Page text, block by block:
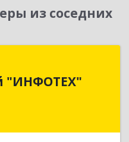
из соседних
"ИНФОТЕХ"
Жуковский г, Чкалова
Подробнее